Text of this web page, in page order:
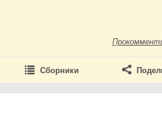
Сборники